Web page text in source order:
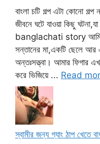
বাংলা চটি গল্প এটা কোনো
জীবনে ঘটে যাওয়া কিছু
banglachati story আমি
সন্তানের মা,একটি ছেলে
অন্তঃসত্ত্বা। আমার ফিগার
করে ভিজিয়ে ... Read
স্বামীর জন্য গ্যাং ঠাপ খেতে